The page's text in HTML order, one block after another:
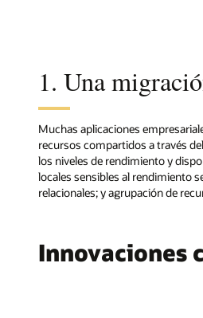
1. Una
Muchas aplicaciones
recursos compartidos a través
los niveles de rendimiento y
locales sensibles al rendimiento
relacionales; y agrupación de
Innovaciones